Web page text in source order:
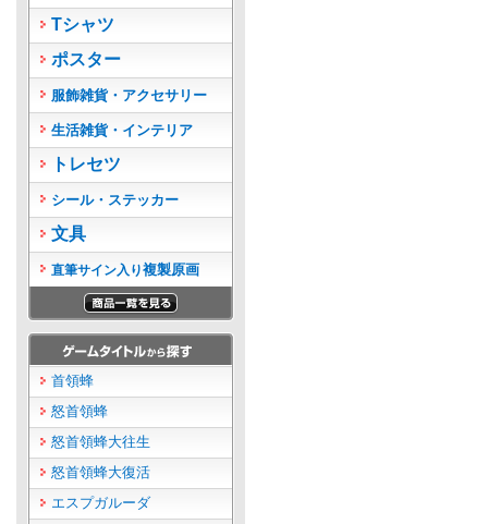
Tシャツ
ポスター
服飾雑貨・アクセサリー
生活雑貨・インテリア
トレセツ
シール・ステッカー
文具
直筆サイン入り複製原画
首領蜂
怒首領蜂
怒首領蜂大往生
怒首領蜂大復活
エスプガルーダ